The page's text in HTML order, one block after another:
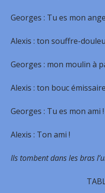
Georges : Tu es mon
Alexis : ton souffre-
Georges : mon moulin à
Alexis : ton bouc
Georges : Tu es mon ami !
Alexis : Ton ami !
Ils tombent dans les bras